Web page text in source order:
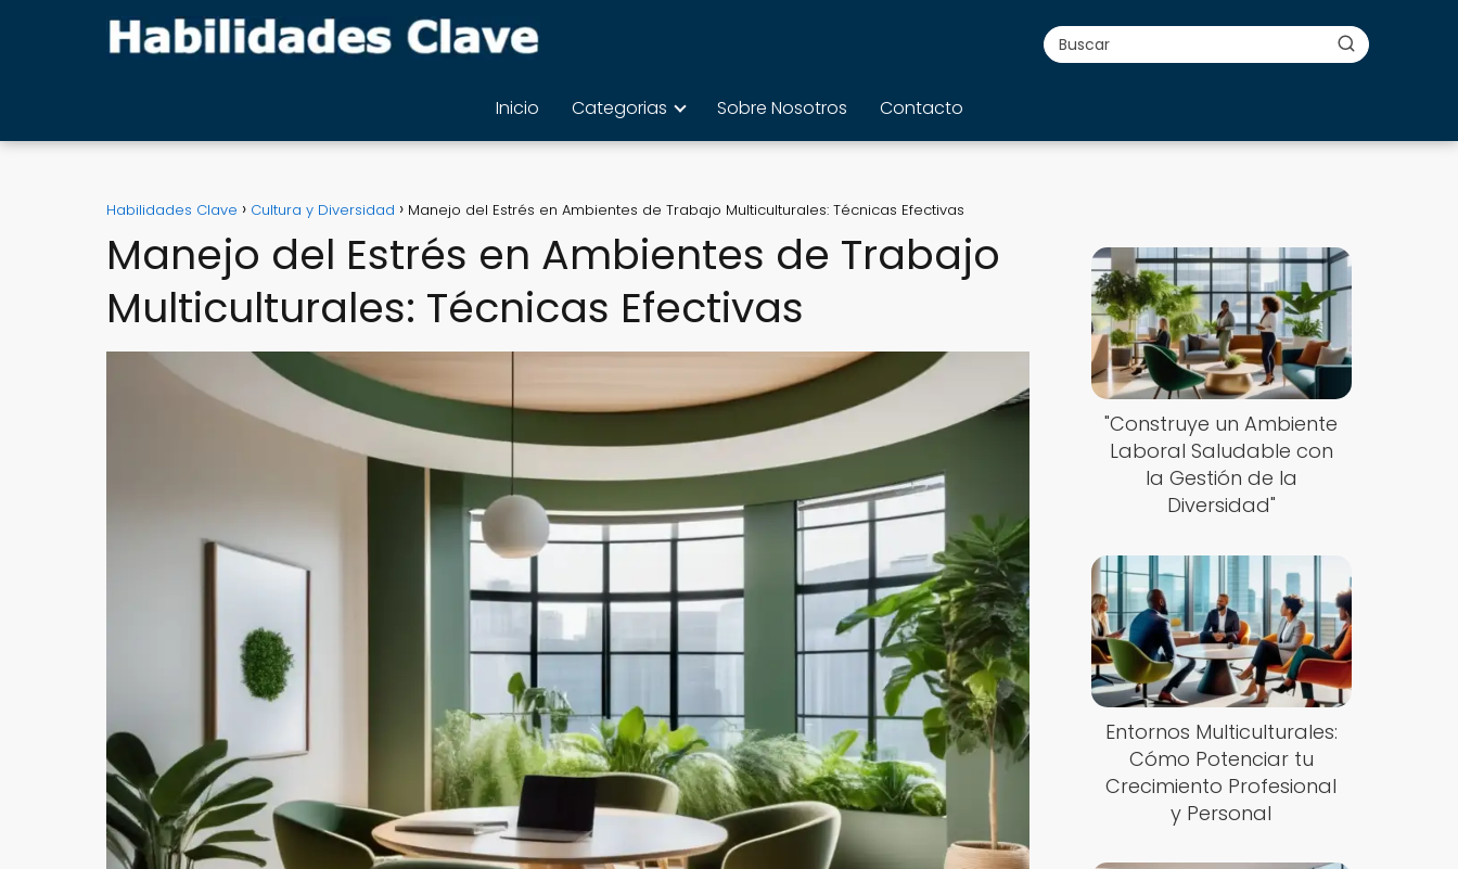
Inicio Categorias Sobre Nosotros Contacto
Habilidades Clave Cultura y Diversidad Manejo del Estrés en Ambientes de Trabajo Multiculturales: Técnicas Efectivas
Manejo del Estrés en Ambientes de Trabajo
Multiculturales: Técnicas Efectivas
"Construye un Ambiente
Laboral Saludable con
la Gestión de la
Diversidad"
Entornos Multiculturales:
Cómo Potenciar tu
Crecimiento Profesional
y Personal